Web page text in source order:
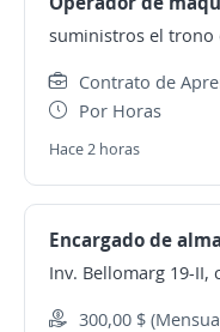
suministros el trono
Contrato de
Por Horas
Hace 2 horas
Encargado de
Inv. Bellomarg 19-II,
300,00 $